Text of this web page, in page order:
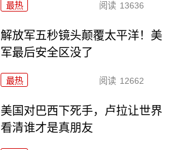
最热 阅读 13636
解放军五秒镜头颠覆太平洋！美
军最后安全区没了
最热 阅读 12662
美国对巴西下死手，卢拉让世界
看清谁才是真朋友